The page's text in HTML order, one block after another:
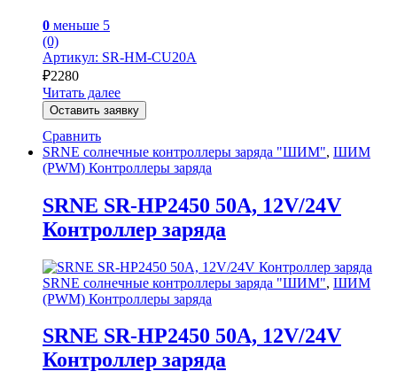
0 меньше 5
(0)
Артикул: SR-HM-CU20A
₽2280
Читать далее
Оставить заявку
Сравнить
SRNE солнечные контроллеры заряда "ШИМ", ШИМ
(PWM) Контроллеры заряда
SRNE SR-HP2450 50A, 12V/24V
Контроллер заряда
SRNE солнечные контроллеры заряда "ШИМ", ШИМ
(PWM) Контроллеры заряда
SRNE SR-HP2450 50A, 12V/24V
Контроллер заряда